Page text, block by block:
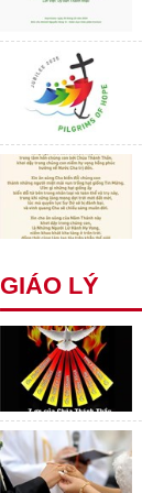
GIÁO LÝ